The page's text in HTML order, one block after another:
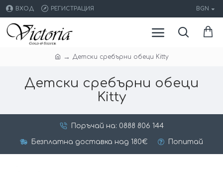
ВХОД РЕГИСТРАЦИЯ BGN
Детски сребърни обеци Kitty
Детски сребърни обеци
Kitty
Поръчай на: 0888 806 144
Безплатна доставка над 180€ Попитай